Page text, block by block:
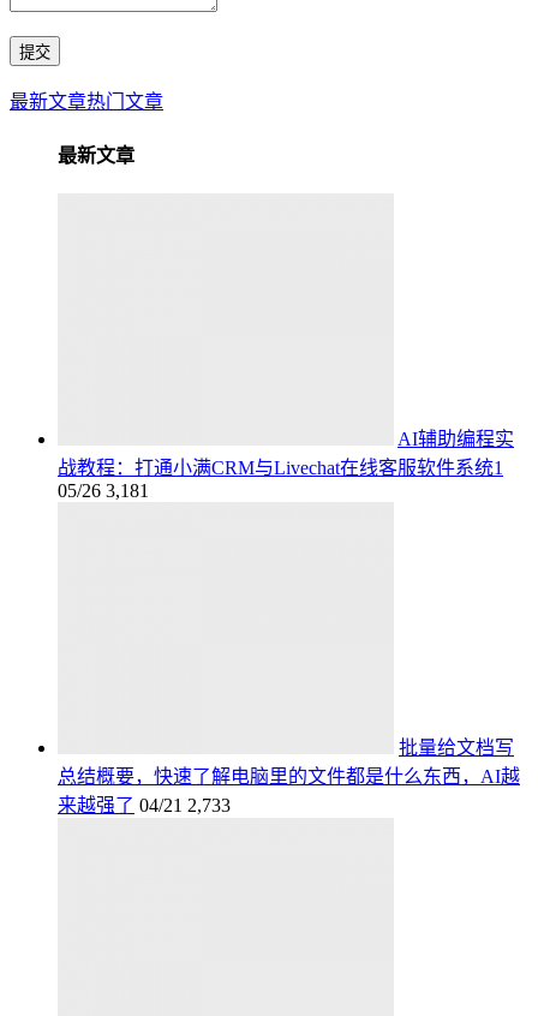
最新文章热门文章
最新文章
AI辅助编程实
战教程：打通小满CRM与Livechat在线客服软件系统1
05/26 3,181
批量给文档写
总结概要，快速了解电脑里的文件都是什么东西，AI越
来越强了 04/21 2,733